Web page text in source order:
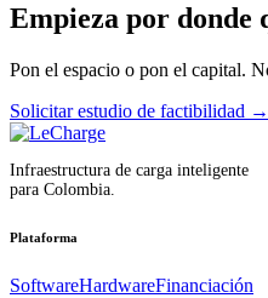
Empieza por donde
Pon el espacio o pon el capital.
Solicitar estudio de factibilidad →
Infraestructura de carga inteligente
para Colombia.
Plataforma
SoftwareHardwareFinanciación